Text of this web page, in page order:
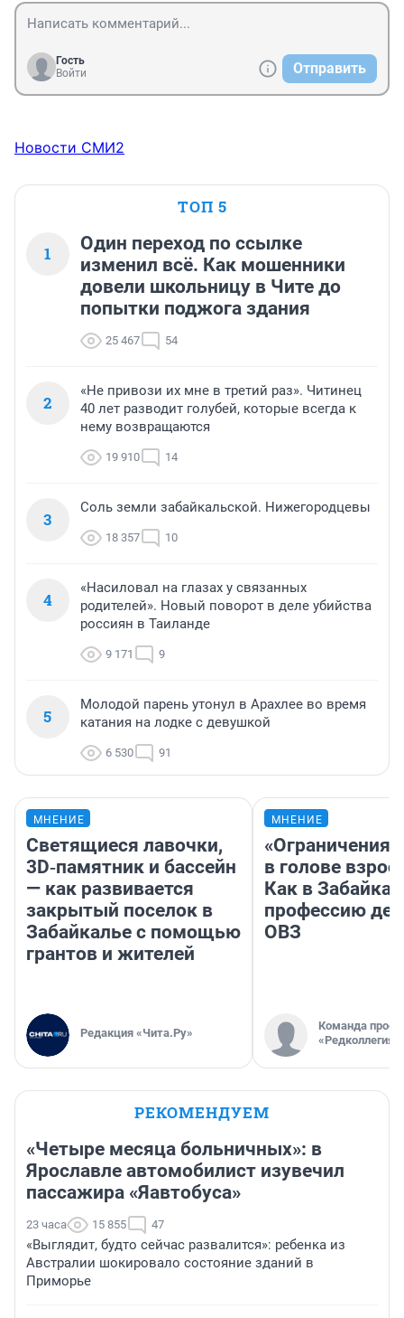
Гость
Войти
Отправить
Новости СМИ2
ТОП 5
1
Один переход по ссылке
изменил всё. Как мошенники
довели школьницу в Чите до
попытки поджога здания
25 467 54
2
«Не привози их мне в третий раз». Читинец
40 лет разводит голубей, которые всегда к
нему возвращаются
19 910 14
3
Соль земли забайкальской. Нижегородцевы
18 357 10
4
«Насиловал на глазах у связанных
родителей». Новый поворот в деле убийства
россиян в Таиланде
9 171 9
5
Молодой парень утонул в Арахлее во время
катания на лодке с девушкой
6 530 91
МНЕНИЕ
Светящиеся лавочки,
3D‑памятник и бассейн
— как развивается
закрытый поселок в
Забайкалье с помощью
грантов и жителей
Редакция «Чита.Ру»
МНЕНИЕ
«Ограничения
в голове
Как в
профессию
ОВЗ
Команда
«Редколлегия»
РЕКОМЕНДУЕМ
«Четыре месяца больничных»: в
Ярославле автомобилист изувечил
пассажира «Яавтобуса»
23 часа 15 855 47
«Выглядит, будто сейчас развалится»: ребенка из
Австралии шокировало состояние зданий в
Приморье